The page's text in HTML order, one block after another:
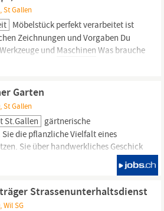
St Gallen
Möbelstück perfekt verarbeitet ist
Zeichnungen und Vorgaben Du
und Maschinen Was brauche
Ausbildung als
Qualifikation Erfahrung in der
von Vorteil Handwerkliches
Garten
St Gallen
St.Gallen gärtnerische
die pflanzliche Vielfalt eines
Sie über handwerkliches Geschick
und versiert sind im Umgang mit
Teamfähigkeit und
gehören. Sie bereit sind, im
Strassenunterhaltsdienst
Wil SG